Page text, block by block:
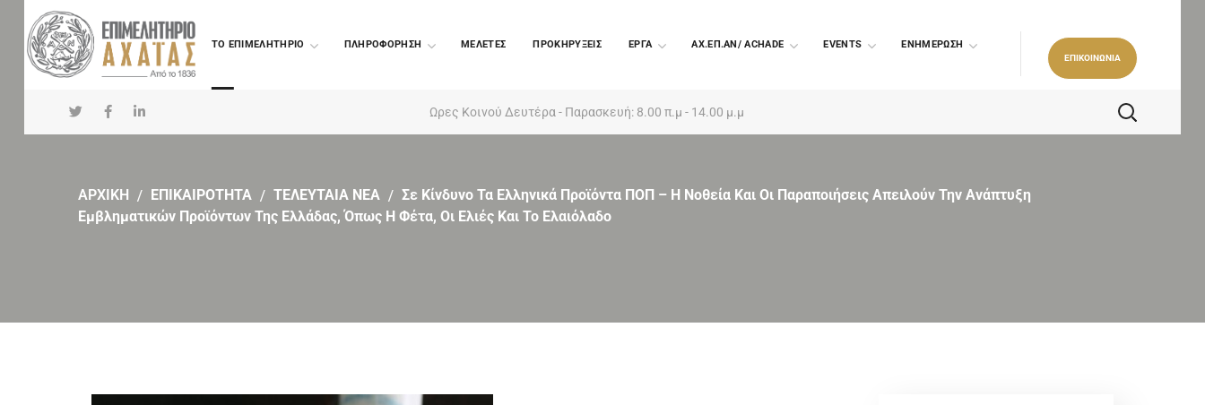
TO ΕΠΙΜΕΛΗΤΗΡΙΟ ΠΛΗΡΟΦΟΡΗΣΗ ΜΕΛΕΤΕΣ ΠΡΟΚΗΡΥΞΕΙΣ EΡΓΑ ΑΧ.ΕΠ.ΑΝ/ ACHADE EVENTS ΕΝΗΜΕΡΩΣΗ
ΕΠΙΚΟΙΝΩΝΙΑ
Ωρες Κοινού Δευτέρα - Παρασκευή: 8.00 π.μ - 14.00 μ.μ
ΑΡΧΙΚΗ ΕΠΙΚΑΙΡΟΤΗΤΑ ΤΕΛΕΥΤΑΙΑ ΝΕΑ
Σε Κίνδυνο Τα Ελληνικά Προϊόντα ΠΟΠ – Η Νοθεία Και Οι Παραποιήσεις Απειλούν Την Ανάπτυξη
Εμβληματικών Προϊόντων Της Ελλάδας, Όπως Η Φέτα, Οι Ελιές Και Το Ελαιόλαδο